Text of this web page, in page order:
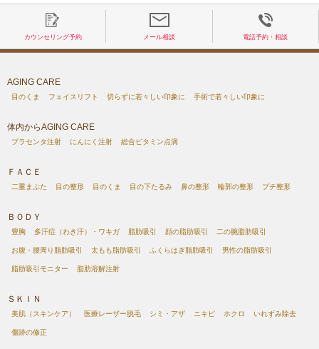
カウンセリング予約 メール相談 電話予約・相談
AGING CARE
目のくま フェイスリフト 切らずに若々しい印象に 手術で若々しい印象に
体内からAGING CARE
プラセンタ注射 にんにく注射 総合ビタミン点滴
ＦＡＣＥ
二重まぶた 目の整形 目のくま 目の下たるみ 鼻の整形 輪郭の整形 プチ整形
ＢＯＤＹ
豊胸 多汗症（わき汗）・ワキガ 脂肪吸引 顔の脂肪吸引 二の腕脂肪吸引
お腹・腰周り脂肪吸引 太もも脂肪吸引 ふくらはぎ脂肪吸引 男性の脂肪吸引
脂肪吸引モニター 脂肪溶解注射
ＳＫＩＮ
美肌（スキンケア） 医療レーザー脱毛 シミ・アザ ニキビ ホクロ いれずみ除去
傷跡の修正